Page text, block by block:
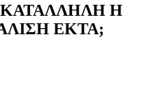
ΚΑΤΑΛΛΗΛΗ Η
EKTA;